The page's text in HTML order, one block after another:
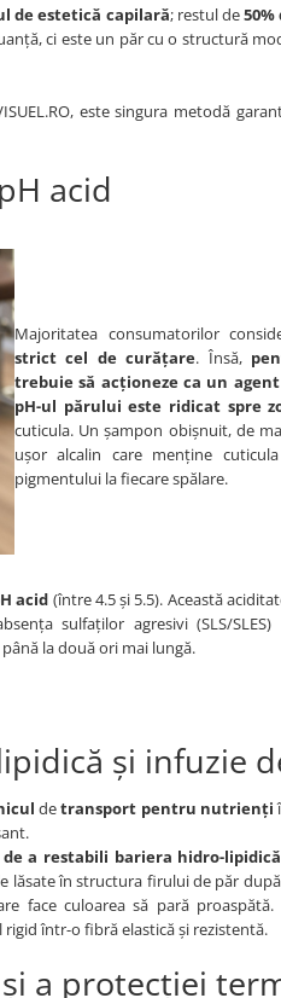
de estetică capilară; restul de
ci este un păr cu o structură
este singura metodă
acid
Majoritatea consumatorilor
strict cel de curățare. Însă,
trebuie să acționeze ca un
pH-ul părului este ridicat spre
cuticula. Un șampon obișnuit, de
ușor alcalin care menține cuticula
pigmentului la fiecare spălare.
acid (între 4.5 și 5.5). Această
sulfaților agresivi (SLS/
la două ori mai lungă.
și infuzie
detransport pentru nutrienți
a restabili bariera hidro-lipidică
lăsate în structura firului de păr
face culoarea să pară proaspătă.
într-o fibră elastică și rezistentă.
a protecției